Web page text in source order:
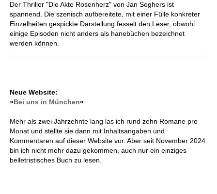
Der Thriller "Die Akte Rosenherz" von Jan Seghers ist
spannend. Die szenisch aufbereitete, mit einer Fülle konkreter
Einzelheiten gespickte Darstellung fesselt den Leser, obwohl
einige Episoden nicht anders als hanebüchen bezeichnet
werden können.
Neue Website:
»Bei uns in München«
Mehr als zwei Jahrzehnte lang las ich rund zehn Romane pro
Monat und stellte sie dann mit Inhaltsangaben und
Kommentaren auf dieser Website vor. Aber seit November 2024
bin ich nicht mehr dazu gekommen, auch nur ein einziges
belletristisches Buch zu lesen.